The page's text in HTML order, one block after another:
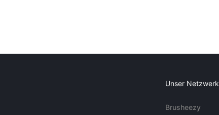
Unser Netzwerk
Brusheezy